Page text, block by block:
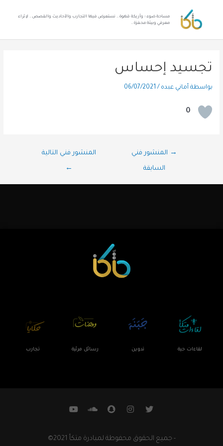
مساحة ضوء ؛ وأريكة قهوة .. نستعرض فيها التجارب والأحاديث والقصص .. لإثراء
معرفي وبيئة محفزة ..
تجسيد إحساس
بواسطة أماني عبده/
06/07/2021
0
→ المنشور فني
السابقة
المنشور فني التالية
←
لقاءات حية تدوين رسائل مرئية تجارب
- جميع الحقوق محفوطة لمبادرة متكأ 2021©